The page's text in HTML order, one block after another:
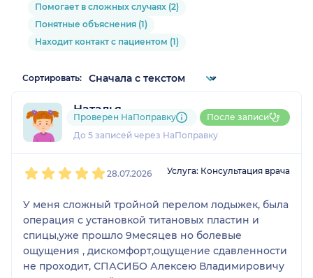
Помогает в сложных случаях (2)
Понятные объяснения (1)
Находит контакт с пациентом (1)
Сортировать:
Наталья
1 отзыв
До 5 записей через НаПоправку
Проверен НаПоправку После записи
28.07.2026 Услуга: Консультация врача
У меня сложный тройной перелом лодыжек, была
операция с установкой титановых пластин и
спицы,уже прошло 9месяцев но болевые
ощущения , дискомфорт,ощущение сдавленности
не проходит, СПАСИБО Алексею Владимировичу